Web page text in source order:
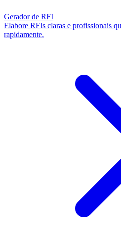
Gerador de RFI
Elabore RFIs claras e profissionais
rapidamente.